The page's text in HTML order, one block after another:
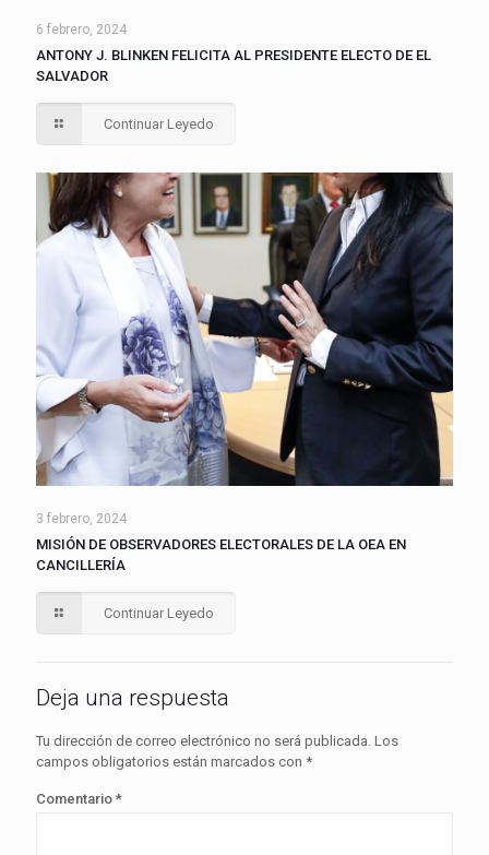
6 febrero, 2024
ANTONY J. BLINKEN FELICITA AL PRESIDENTE ELECTO DE EL
SALVADOR
Continuar Leyedo
3 febrero, 2024
MISIÓN DE OBSERVADORES ELECTORALES DE LA OEA EN
CANCILLERÍA
Continuar Leyedo
Deja una respuesta
Tu dirección de correo electrónico no será publicada. Los
campos obligatorios están marcados con *
Comentario *